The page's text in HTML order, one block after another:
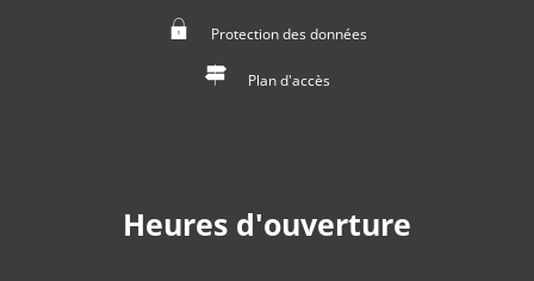
Protection des données
Plan d'accès
Heures d'ouverture